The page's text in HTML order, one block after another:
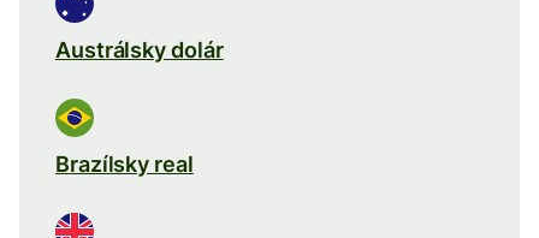
Austrálsky dolár
Brazílsky real